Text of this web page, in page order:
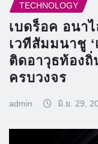
TECHNOLOGY
เบดร็อค อนา
เวทีสัมมนาชู
ติดอาวุธท้อง
ครบวงจร
admin มิ.ย. 29,